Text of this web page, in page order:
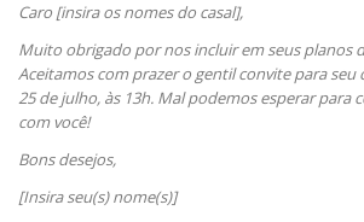
Caro [insira os nomes do casal],
Muito obrigado por nos incluir em seus planos
Aceitamos com prazer o gentil convite para seu
25 de julho, às 13h. Mal podemos esperar para
com você!
Bons desejos,
[Insira seu(s) nome(s)]